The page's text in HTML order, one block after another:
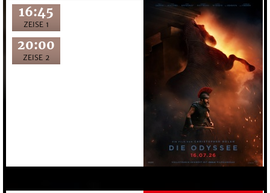
16:45
ZEISE 1
20:00
ZEISE 2